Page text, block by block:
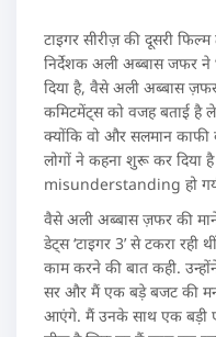
टाइगर सीरीज़ की दूसरी
निर्देशक अली अब्बास जफर ने
दिया है, वैसे अली अब्बास
कमिटमेंट्स को वजह बताई है
क्योंकि वो और सलमान
लोगों ने कहना शुरू कर दिया
misunderstanding हो
वैसे अली अब्बास ज़फर की माने
डेट्स ‘टाइगर 3’ से टकरा रही
काम करने की बात कही.
सर और मैं एक बड़े बजट की
आएंगे. मैं उनके साथ एक बड़ी